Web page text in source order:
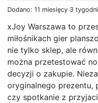
Dodano: 11 miesięcy 3
xJoy Warszawa to
miłośnikach gier
nie tylko sklep, ale
można przetestować
decyzji o zakupie.
oryginalnego prezentu,
czy spotkanie z